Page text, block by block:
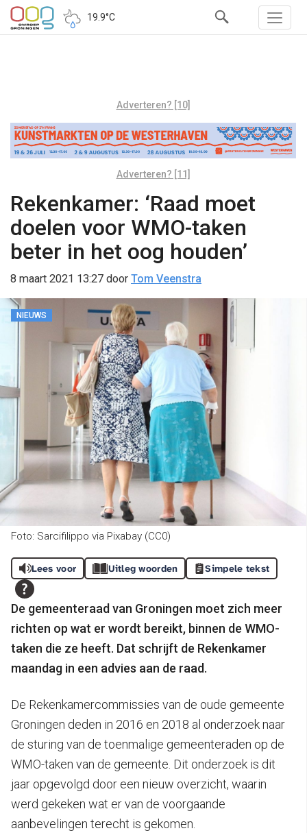
19.9°C
Adverteren? [10]
Adverteren? [11]
Rekenkamer: ‘Raad moet
doelen voor WMO-taken
beter in het oog houden’
8 maart 2021 13:27 door Tom Veenstra
NIEUWS
Foto: Sarcifilippo via Pixabay (CC0)
Lees voor Uitleg woorden Simpele tekst
De gemeenteraad van Groningen moet zich meer
richten op wat er wordt bereikt, binnen de WMO-
taken die ze heeft. Dat schrijft de Rekenkamer
maandag in een advies aan de raad.
De Rekenkamercommissies van de oude gemeente
Groningen deden in 2016 en 2018 al onderzoek naar
de sturing van de toenmalige gemeenteraden op de
WMO-taken van de gemeente. Dit onderzoek is dit
jaar opgevolgd door een nieuw overzicht, waarin
werd gekeken wat er van de voorgaande
aanbevelingen terecht is gekomen.